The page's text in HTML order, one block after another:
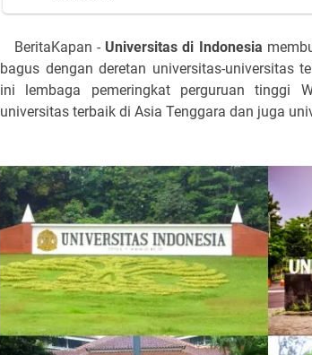
BeritaKapan - Universitas di Indonesia
bagus dengan deretan universitas-universitas
ini lembaga pemeringkat perguruan tinggi
universitas terbaik di Asia Tenggara dan juga